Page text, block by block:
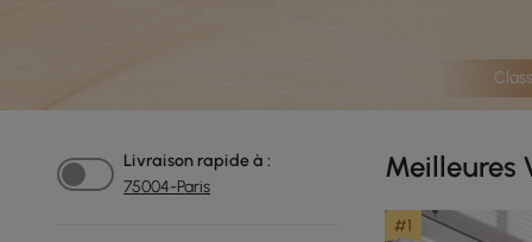
Livraison rapide à :
75004-Paris
Meilleures
#1